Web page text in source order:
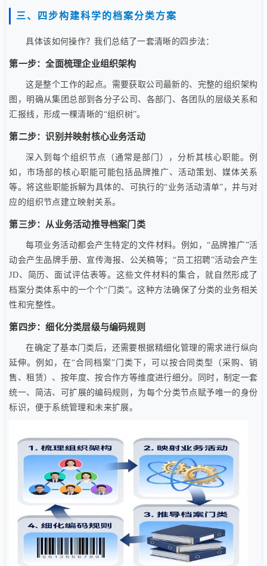
三、四步构建科学的档案分类方案
具体该如何操作？我们总结了一套清晰的四步法：
第一步：全面梳理企业组织架构
这是整个工作的起点。需要获取公司最新的、完整的组织架构
图，明确从集团总部到各分子公司、各部门、各团队的层级关系和
汇报线，形成一棵清晰的“组织树”。
第二步：识别并映射核心业务活动
深入到每个组织节点（通常是部门），分析其核心职能。例
如，市场部的核心职能可能包括品牌推广、活动策划、媒体关系
等。将这些职能拆解为具体的、可执行的“业务活动清单”，并与对
应的组织节点建立映射关系。
第三步：从业务活动推导档案门类
每项业务活动都会产生特定的文件材料。例如，“品牌推广”活
动会产生品牌手册、宣传海报、公关稿等；“员工招聘”活动会产生
JD、简历、面试评估表等。这些文件材料的集合，就自然形成了
档案分类体系中的一个个“门类”。这种方法确保了分类的业务相关
性和完整性。
第四步：细化分类层级与编码规则
在确定了基本门类后，还需要根据精细化管理的需求进行纵向
延伸。例如，在“合同档案”门类下，可以按合同类型（采购、销
售、租赁）、按年度、按合作方等维度进行细分。同时，制定一套
统一、简洁、可扩展的编码规则，为每个分类节点赋予唯一的身份
标识，便于系统管理和未来扩展。